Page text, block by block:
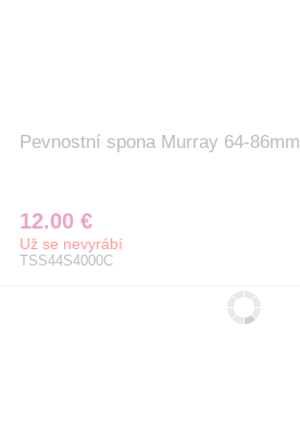
Pevnostní spona Murray 64-86mm
12.00 €
Už se nevyrábí
TSS44S4000C